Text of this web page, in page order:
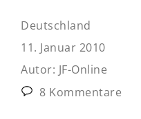
Deutschland
11. Januar 2010
Autor: JF-Online
8 Kommentare